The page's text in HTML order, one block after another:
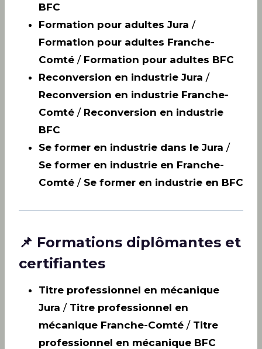
BFC
Formation pour adultes Jura /
Formation pour adultes Franche-
Comté / Formation pour adultes BFC
Reconversion en industrie Jura /
Reconversion en industrie Franche-
Comté / Reconversion en industrie
BFC
Se former en industrie dans le Jura /
Se former en industrie en Franche-
Comté / Se former en industrie en BFC
📌 Formations diplômantes et
certifiantes
Titre professionnel en mécanique
Jura / Titre professionnel en
mécanique Franche-Comté / Titre
professionnel en mécanique BFC